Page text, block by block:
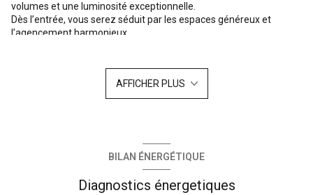
volumes et une luminosité exceptionnelle.
Dès l’entrée, vous serez séduit par les espaces généreux et
l’agencement harmonieux.
directement sur un jardin soigneusement arboré et une piscine
chauffée, à l’abri de tout vis-à-vis, offrant un cadre idéal pour se
détendre en toute sérénité.
dispose de sa salle de bains privative, ainsi qu’une salle d'eau
S’ajoute une suite parentale avec dressing et salle de bains
AFFICHER PLUS
BILAN ÉNERGÉTIQUE
Diagnostics énergetiques